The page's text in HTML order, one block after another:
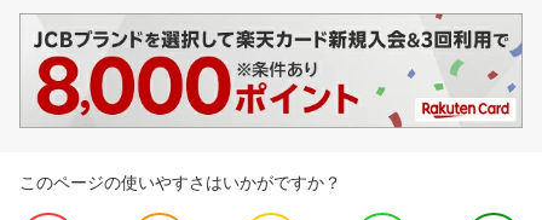
このページの使いやすさはいかがですか？